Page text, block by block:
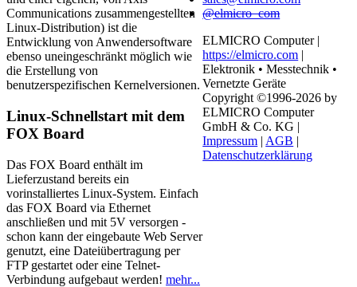
Communications zusammengestellten
Linux-Distribution) ist die
Entwicklung von Anwendersoftware
ebenso uneingeschränkt möglich wie
die Erstellung von
benutzerspezifischen Kernelversionen.
Linux-Schnellstart mit dem
FOX Board
Das FOX Board enthält im
Lieferzustand bereits ein
vorinstalliertes Linux-System. Einfach
das FOX Board via Ethernet
anschließen und mit 5V versorgen -
schon kann der eingebaute Web Server
genutzt, eine Dateiübertragung per
FTP gestartet oder eine Telnet-
Verbindung aufgebaut werden! mehr...
@elmicro_com
ELMICRO Computer |
https://elmicro.com |
Elektronik • Messtechnik •
Vernetzte Geräte
Copyright ©1996-2026 by
ELMICRO Computer
GmbH & Co. KG |
Impressum | AGB |
Datenschutzerklärung